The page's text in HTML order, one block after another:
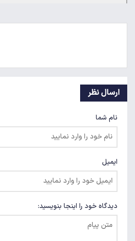
ارسال نظر
نام شما
ایمیل
دیدگاه خود را اینجا بنویسید: